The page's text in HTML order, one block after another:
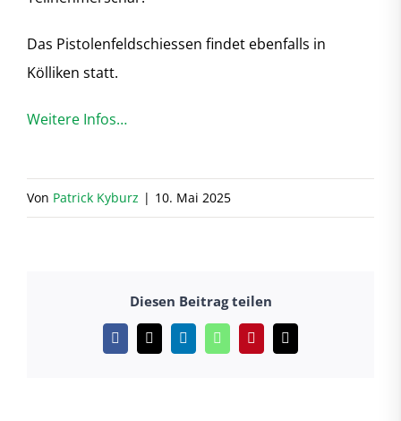
Das Pistolenfeldschiessen findet ebenfalls in
Kölliken statt.
Weitere Infos…
Von Patrick Kyburz | 10. Mai 2025
Diesen Beitrag teilen
Facebook
X LinkedInWhatsAppPinterest
E-
Mail